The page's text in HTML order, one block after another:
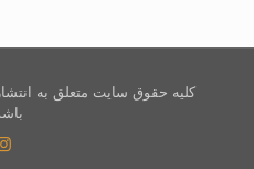
کلیه حقوق سایت متعلق به